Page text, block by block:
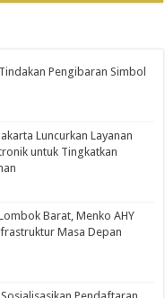
Pengibaran Simbol
Luncurkan Layanan
untuk Tingkatkan
Barat, Menko AHY
Masa Depan